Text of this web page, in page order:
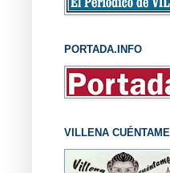
PORTADA.INFO
VILLENA CUÉNTAME